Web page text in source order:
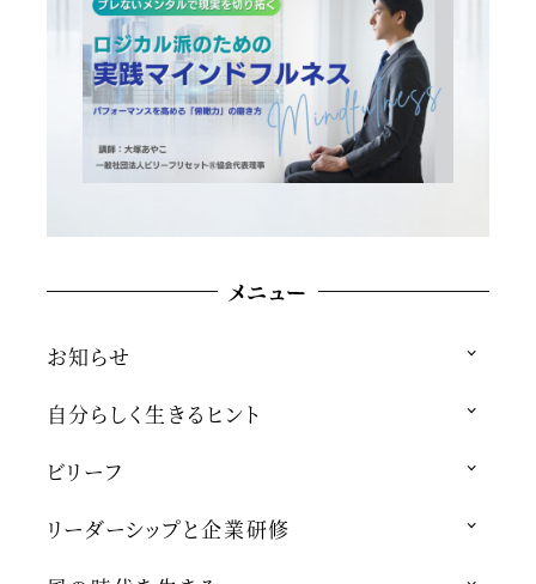
メニュー
お知らせ
自分らしく生きるヒント
ビリーフ
リーダーシップと企業研修